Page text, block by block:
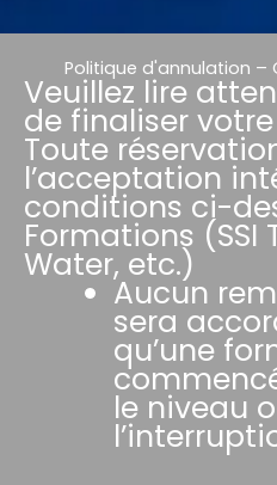
Politique d'annulation –
Veuillez lire
de finaliser
Toute
l’acceptation
conditions ci-
Formations (SSI
Water, etc.)
Aucun
sera
qu’une
le niveau